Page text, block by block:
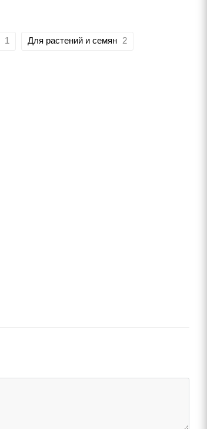
1 Для растений и семян 2